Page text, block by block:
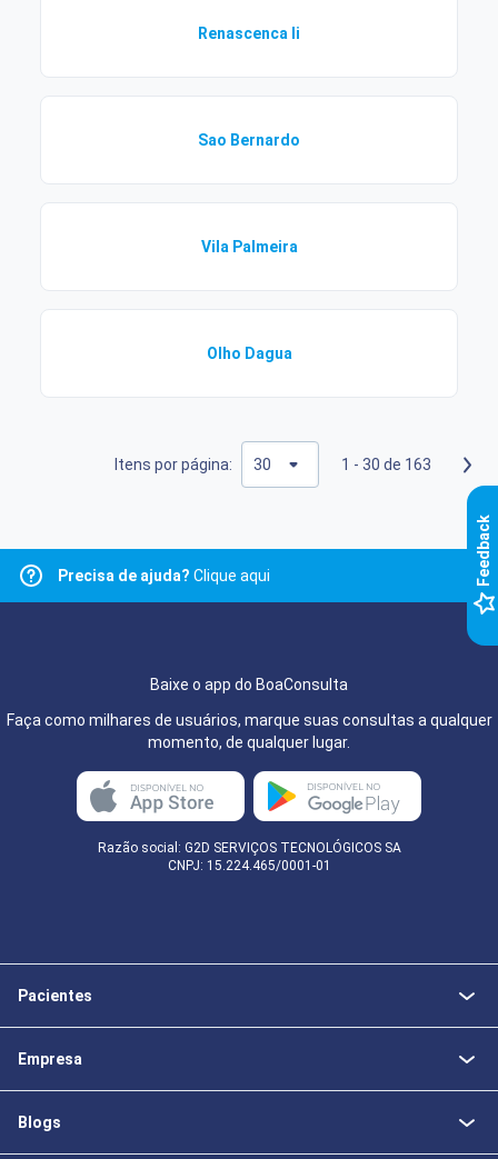
Renascenca Ii
Sao Bernardo
Vila Palmeira
Olho Dagua
Itens por página: 1 - 30 de 163
Precisa de ajuda? Clique aqui
Baixe o app do BoaConsulta
Faça como milhares de usuários, marque suas consultas a qualquer
momento, de qualquer lugar.
Razão social: G2D SERVIÇOS TECNOLÓGICOS SA
CNPJ: 15.224.465/0001-01
Pacientes
Empresa
Blogs
k